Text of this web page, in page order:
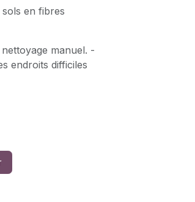
en fibres
manuel. -
endroits difficiles